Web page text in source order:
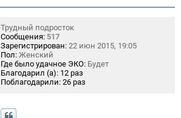
Трудный подросток
Сообщения: 517
Зарегистрирован: 22 июн 2015, 19:05
Пол: Женский
Где было удачное ЭКО: Будет
Благодарил (а): 12 раз
Поблагодарили: 26 раз